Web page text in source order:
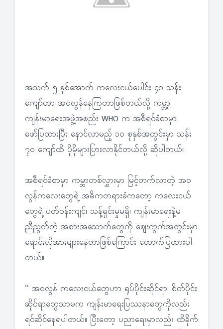
အသက် ၅ နှစ်အောက် ကလေးငယ်ပေါင်း ၄၁ သန်း
ကျော်ဟာ အဝလွန်နေကြတာဖြစ်တယ်လို့ ကမ္ဘာ့
ကျန်းမာရေးအဖွဲ့အစည်း WHO က အစီရင်ခံစာမှာ
ဖော်ပြထားပြီး နောင်လာမည့် ၁၀ စုနှစ်အတွင်းမှာ သန်း
၇၀ ကျော်ထိ ပိုမိုများပြားလာနိုင်တယ်လို့ ဆိုပါတယ်။
အစီရင်ခံစာမှာ ကမ္ဘာတစ်လွှားမှာ မြင့်တက်လာတဲ့ အဝ
လွန်ကလေးတွေရဲ့ အဓိကတရားခံကတော့ ကလေးငယ်
တွေရဲ့ ပတ်ဝန်းကျင်၊ သန့်ရှင်းမှုမရှိ၊ ကျန်းမာရေးနဲ့မ
ညီညွတ်တဲ့ အစားအသောက်တွေကို ဈေးကွက်အတွင်းမှာ
ရောင်းလိုအားများနေတာဖြစ်ကြောင်း ထောက်ပြထားပါ
တယ်။
“ အဝလွန် ကလေးငယ်တွေဟာ ရုပ်ပိုင်းဆိုင်ရာ၊ စိတ်ပိုင်း
ဆိုင်ရာတွေသာမက ကျန်းမာရေးပြဿနာတွေကိုလည်း
ရင်ဆိုင်နေရပါတယ်။ ပြီးတော့ ပညာရေးမှာလည်း ထိခိုက်